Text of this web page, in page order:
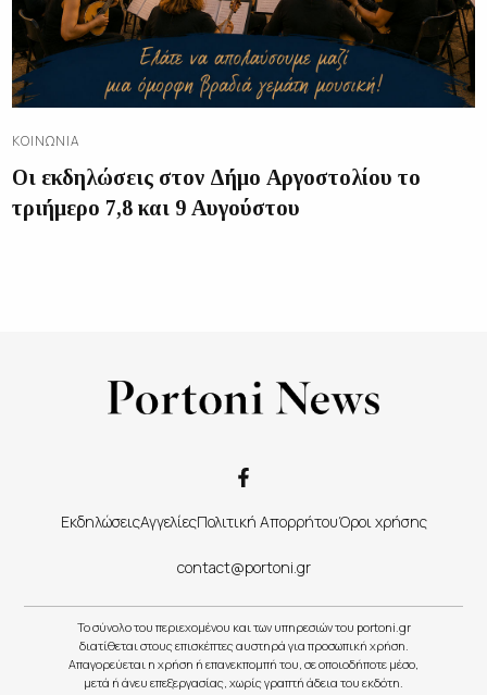
ΚΟΙΝΩΝΊΑ
Οι εκδηλώσεις στον Δήμο Αργοστολίου το
τριήμερο 7,8 και 9 Αυγούστου
ΕκδηλώσειςΑγγελίεςΠολιτική ΑπορρήτουΌροι χρήσης
contact@portoni.gr
Το σύνολο του περιεχομένου και των υπηρεσιών του portoni.gr
διατίθεται στους επισκέπτες αυστηρά για προσωπική χρήση.
Απαγορεύεται η χρήση ή επανεκπομπή του, σε οποιοδήποτε μέσο,
μετά ή άνευ επεξεργασίας, χωρίς γραπτή άδεια του εκδότη.